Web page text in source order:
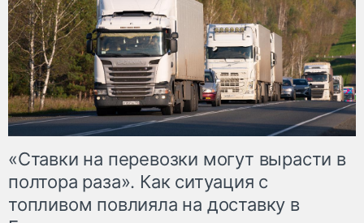
«Ставки на перевозки могут вырасти в
полтора раза». Как ситуация с
топливом повлияла на доставку в